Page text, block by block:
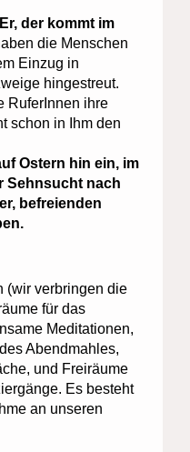
der kommt im
die Menschen
Einzug in
hingestreut.
RuferInnen ihre
schon in Ihm den
Ostern hin ein, im
Sehnsucht nach
befreienden
(wir verbringen die
für das
Meditationen,
Abendmahles,
und Freiräume
Es besteht
an unseren